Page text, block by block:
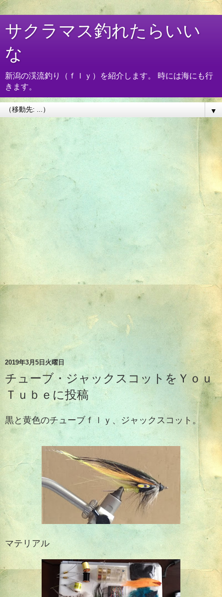
サクラマス釣れたらいい
な
新潟の渓流釣り（ｆｌｙ）を紹介します。 時には海にも行
きます。
▼
2019年3月5日火曜日
チューブ・ジャックスコットをＹｏｕ
Ｔｕｂｅに投稿
黒と黄色のチューブｆｌｙ、ジャックスコット。
マテリアル